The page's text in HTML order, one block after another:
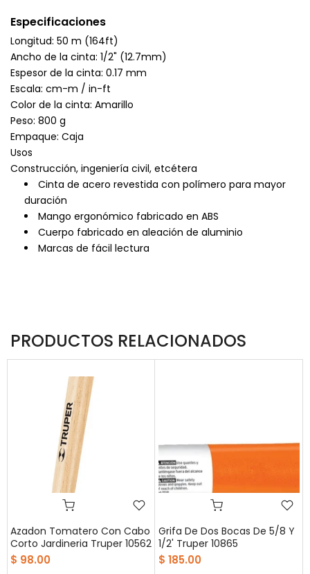
Especificaciones
Longitud: 50 m (164ft)
Ancho de la cinta: 1/2" (12.7mm)
Espesor de la cinta: 0.17 mm
Escala: cm-m / in-ft
Color de la cinta: Amarillo
Peso: 800 g
Empaque: Caja
Usos
Construcción, ingeniería civil, etcétera
Cinta de acero revestida con polímero para mayor
duración
Mango ergonómico fabricado en ABS
Cuerpo fabricado en aleación de aluminio
Marcas de fácil lectura
PRODUCTOS RELACIONADOS
Azadon Tomatero Con Cabo
Corto Jardineria Truper 10562
$ 98.00
Grifa De Dos Bocas De 5/8 Y
1/2' Truper 10865
$ 185.00